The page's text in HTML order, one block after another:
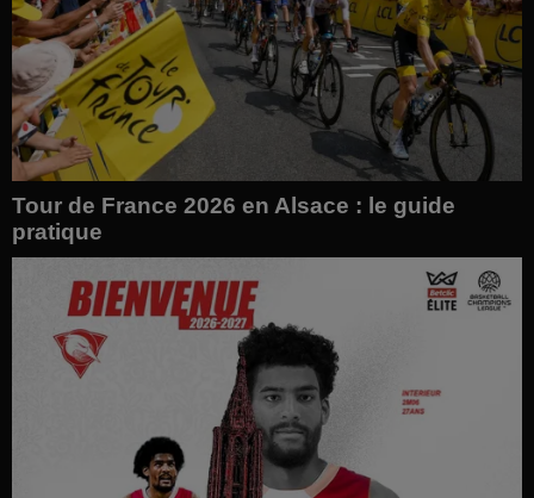
Tour de France 2026 en Alsace : le guide
pratique